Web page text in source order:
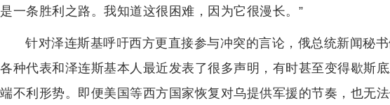
是一条胜利之路。我知道这很困难，因为它很漫长。”
针对泽连斯基呼吁西方更直接参与冲突的言论，俄总统新闻秘
各种代表和泽连斯基本人最近发表了很多声明，有时甚至变得歇斯
端不利形势。即便美国等西方国家恢复对乌提供军援的节奏，也无